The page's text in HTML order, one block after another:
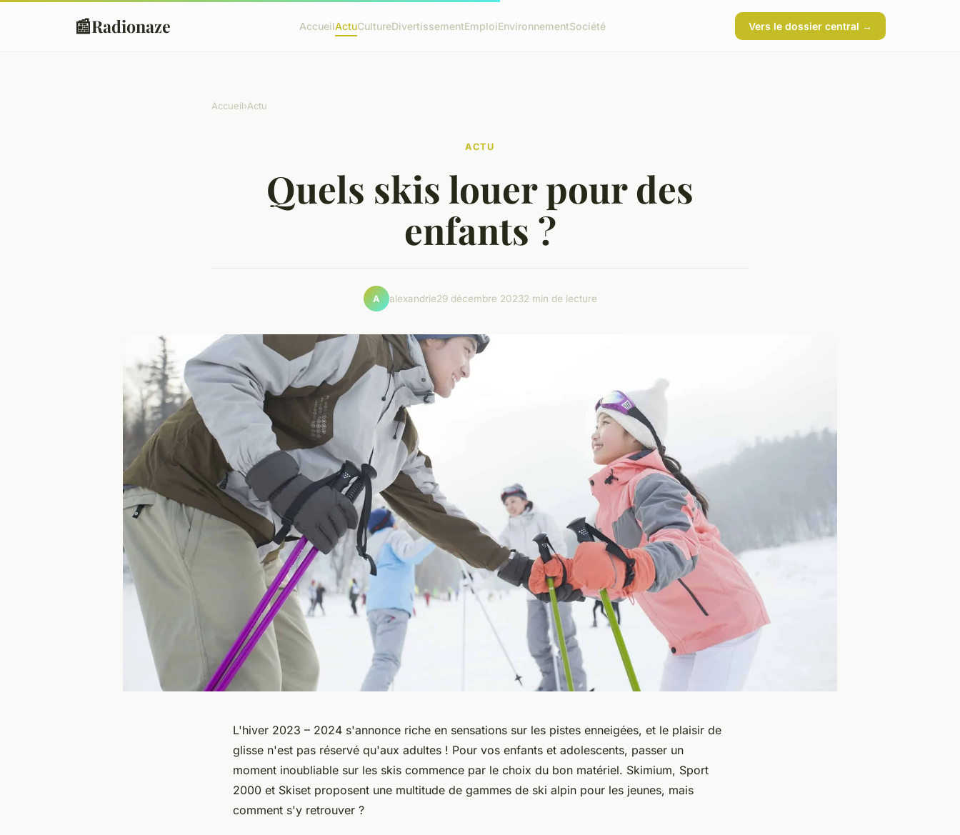
📰Radionaze AccueilActuCultureDivertissementEmploiEnvironnementSociété Vers le dossier central →
Accueil›Actu
ACTU
Quels skis louer pour des
enfants ?
A alexandrie29 décembre 20232 min de lecture
L'hiver 2023 – 2024 s'annonce riche en sensations sur les pistes enneigées, et le plaisir de
glisse n'est pas réservé qu'aux adultes ! Pour vos enfants et adolescents, passer un
moment inoubliable sur les skis commence par le choix du bon matériel. Skimium, Sport
2000 et Skiset proposent une multitude de gammes de ski alpin pour les jeunes, mais
comment s'y retrouver ?